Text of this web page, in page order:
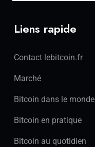
Liens rapide
Contact lebitcoin.fr
Marché
Bitcoin dans le monde
Bitcoin en pratique
Bitcoin au quotidien